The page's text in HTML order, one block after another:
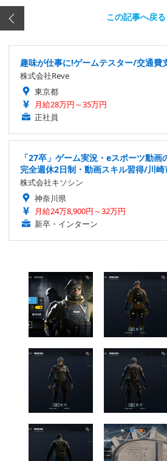
この記事へ戻る
趣味が仕事に!ゲームテスター/交通費
株式会社Reve
東京都
月給28万円～35万円
正社員
「27卒」ゲーム実況・eスポーツ動
完全週休2日制・動画スキル習得/川
株式会社キソシン
神奈川県
月給24万8,900円～32万円
新卒・インターン